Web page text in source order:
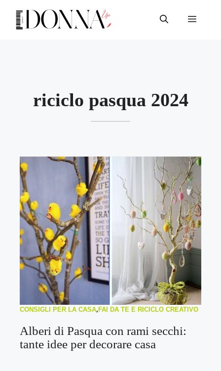
contenuto
Menu
riciclo pasqua 2024
CONSIGLI PER LA CASA, FAI DA TE E RICICLO CREATIVO
Alberi di Pasqua con rami secchi:
tante idee per decorare casa